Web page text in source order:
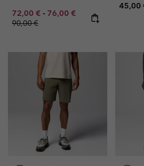
Minimum sale price:
72,00 € - Maximum sale price:
76,00 € Regular price:
90,00 €
45,00